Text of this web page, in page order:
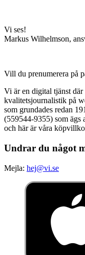
Vi ses!
Markus Wilhelmson,
Vill du prenumerera på
Vi är en digital tjänst där
kvalitetsjournalistik på
som grundades redan
(559544-9355) som ägs
och här är våra
Undrar du något
Mejla: hej@vi.se